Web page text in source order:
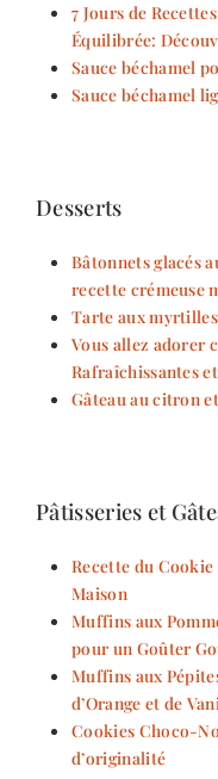
7 Jours de
Équilibrée:
Sauce béchamel
Sauce béchamel
Desserts
Bâtonnets glacés
recette crémeuse
Tarte aux
Vous allez adorer
Rafraîchissantes
Gâteau au citron
Pâtisseries et
Recette du
Maison
Muffins aux
pour un Goûter
Muffins aux
d’Orange et de
Cookies Choco-
d’originalité